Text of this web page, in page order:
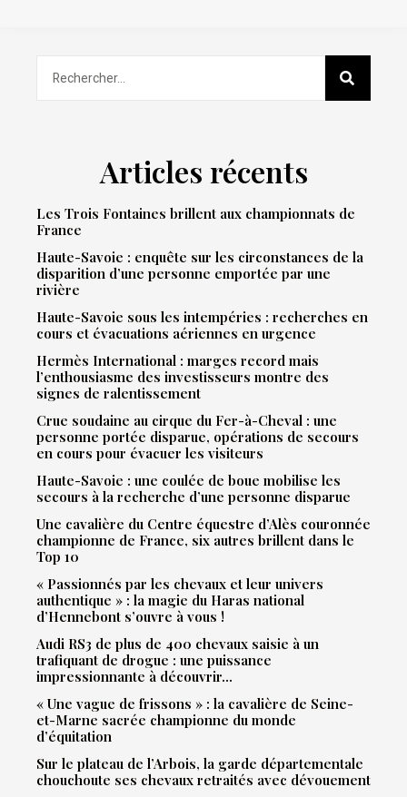
Articles récents
Les Trois Fontaines brillent aux championnats de
France
Haute-Savoie : enquête sur les circonstances de la
disparition d’une personne emportée par une
rivière
Haute-Savoie sous les intempéries : recherches en
cours et évacuations aériennes en urgence
Hermès International : marges record mais
l’enthousiasme des investisseurs montre des
signes de ralentissement
Crue soudaine au cirque du Fer-à-Cheval : une
personne portée disparue, opérations de secours
en cours pour évacuer les visiteurs
Haute-Savoie : une coulée de boue mobilise les
secours à la recherche d’une personne disparue
Une cavalière du Centre équestre d’Alès couronnée
championne de France, six autres brillent dans le
Top 10
« Passionnés par les chevaux et leur univers
authentique » : la magie du Haras national
d’Hennebont s’ouvre à vous !
Audi RS3 de plus de 400 chevaux saisie à un
trafiquant de drogue : une puissance
impressionnante à découvrir…
« Une vague de frissons » : la cavalière de Seine-
et-Marne sacrée championne du monde
d’équitation
Sur le plateau de l’Arbois, la garde départementale
chouchoute ses chevaux retraités avec dévouement